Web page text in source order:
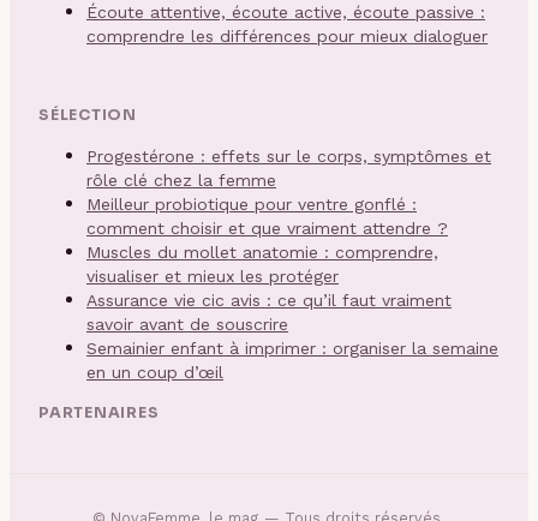
Écoute attentive, écoute active, écoute passive :
comprendre les différences pour mieux dialoguer
SÉLECTION
Progestérone : effets sur le corps, symptômes et
rôle clé chez la femme
Meilleur probiotique pour ventre gonflé :
comment choisir et que vraiment attendre ?
Muscles du mollet anatomie : comprendre,
visualiser et mieux les protéger
Assurance vie cic avis : ce qu’il faut vraiment
savoir avant de souscrire
Semainier enfant à imprimer : organiser la semaine
en un coup d’œil
PARTENAIRES